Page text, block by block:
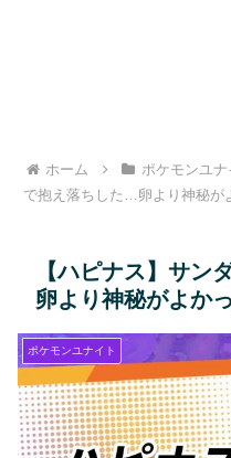
ホーム ポケモンユナ
で抱え落ちした…卵より神秘が
【ハピナス】サン
卵より神秘がよか
ポケモンユナイト